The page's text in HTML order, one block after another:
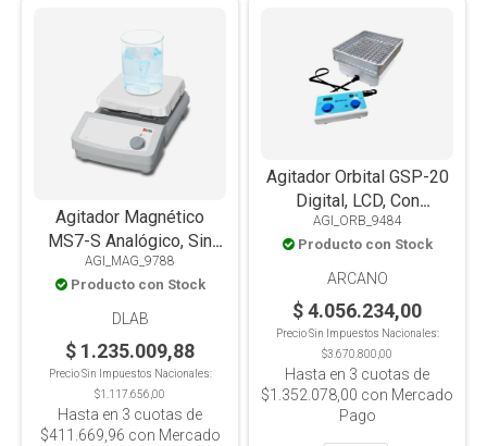
Agitador Magnético
MS7-S Analógico, Sin
Calefacción, Placa
Vitrocerámica Alta
Resistencia,10L
AGI_MAG_9788
Producto con Stock
DLAB
$ 1.235.009,88
Precio Sin Impuestos Nacionales:
$1.117.656,00
Hasta en 3 cuotas de
$411.669,96 con Mercado
Agitador Orbital GSP-20
Digital, LCD, Con
Controlador Externo,
Plataforma Universal TS-
D
AGI_ORB_9484
Producto con Stock
ARCANO
$ 4.056.234,00
Precio Sin Impuestos Nacionales:
$3.670.800,00
Hasta en 3 cuotas de
$1.352.078,00 con Mercado
Pago